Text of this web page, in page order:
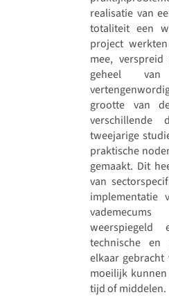
realisatie van
totaliteit een
project
mee,
geheel van
grootte van
verschillende
tweejarige
praktische
gemaakt. Dit
van
implementatie
technische
elkaar
moeilijk
tijd of middelen.